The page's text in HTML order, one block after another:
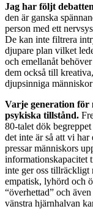
Jag har följt
den är ganska
person med ett
De kan inte filtrera
djupare plan vilket
och emellanåt
dem också till
djupsinniga
Varje generation för
psykiska tillstånd.
80-talet dök
det inte är så att vi
pressar människors
informationskapacitet
inte ger oss tillräckligt
empatisk, lyhörd och
“överhettad” och
vänstra hjärnhalvan